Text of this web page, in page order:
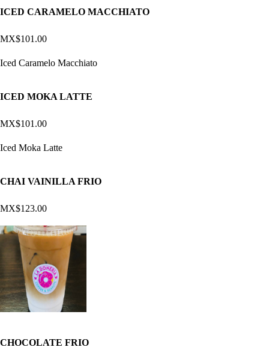
ICED CARAMELO MACCHIATO
MX$101.00
Iced Caramelo Macchiato
ICED MOKA LATTE
MX$101.00
Iced Moka Latte
CHAI VAINILLA FRIO
MX$123.00
CHOCOLATE FRIO